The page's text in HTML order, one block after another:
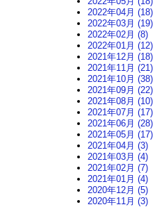
2022年04月 (18)
2022年03月 (19)
2022年02月 (8)
2022年01月 (12)
2021年12月 (18)
2021年11月 (21)
2021年10月 (38)
2021年09月 (22)
2021年08月 (10)
2021年07月 (17)
2021年06月 (28)
2021年05月 (17)
2021年04月 (3)
2021年03月 (4)
2021年02月 (7)
2021年01月 (4)
2020年12月 (5)
2020年11月 (3)